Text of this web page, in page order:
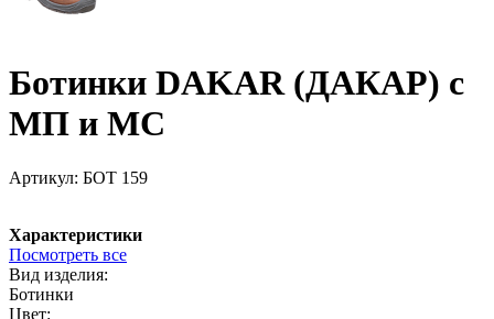
Ботинки DAKAR (ДАКАР) с
МП и МС
Артикул: БОТ 159
Характеристики
Посмотреть все
Вид изделия:
Ботинки
Цвет: